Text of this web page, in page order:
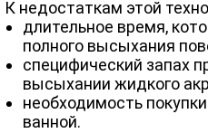
К недостаткам этой
длительное время,
полного высыхания
специфический запах
высыхании жидкого
необходимость
ванной.